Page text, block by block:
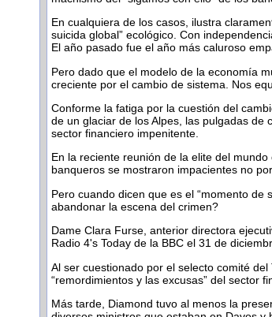
En cualquiera de los casos, ilustra
suicida global” ecológico. Con
El año pasado fue el año más caluroso
Pero dado que el modelo de la economía
creciente por el cambio de sistema. Nos
Conforme la fatiga por la cuestión del
de un glaciar de los Alpes, las pulgadas de
sector financiero impenitente.
En la reciente reunión de la elite del
banqueros se mostraron impacientes no
Pero cuando dicen que es el “momento
abandonar la escena del crimen?
Dame Clara Furse, anterior directora
Radio 4's Today de la BBC el 31 de
Al ser cuestionado por el selecto comité
“remordimientos y las excusas” del sector
Más tarde, Diamond tuvo al menos la